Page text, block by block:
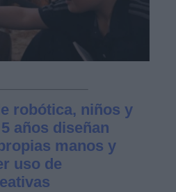
robótica, niños y
años diseñan
manos y
uso de